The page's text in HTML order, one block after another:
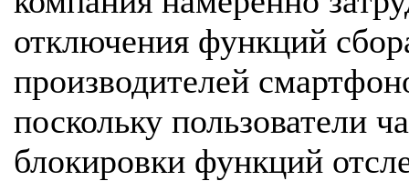
отключения функций
производителей
поскольку пользователи
блокировки функций